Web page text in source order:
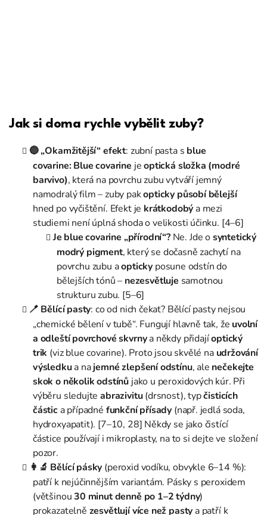
Jak si doma rychle vybělit zuby?
🔵 „Okamžitější“ efekt: zubní pasta s blue
covarine:Blue covarine jeoptická složka (modré
barvivo), která na povrchu zubu vytváří jemný
namodralý film – zuby pakopticky působí bělejší
hned po vyčištění. Efekt je krátkodobý a mezi
studiemi není úplná shoda o velikosti účinku. [4–6]
Je blue covarine „přírodní“?Ne. Jde osyntetický
modrý pigment, který se dočasně zachytí na
povrchu zubu aopticky posune odstín do
bělejších tónů – nezesvětluje samotnou
strukturu zubu. [5–6]
🪥 Bělící pasty: co od nich čekat? Bělící pasty nejsou
„chemické bělení v tubě“. Fungují hlavně tak, že uvolní
a odleští povrchové skvrnya někdy přidajíoptický
trik (viz blue covarine). Proto jsou skvělé na udržování
výsledkua najemné zlepšení odstínu, ale nečekejte
skok o několik odstínů jako u peroxidových kúr. Při
výběru sledujteabrazivitu(drsnost), typčisticích
částica případné funkční přísady (např. jedlá soda,
hydroxyapatit). [7–10, 28] Někdy se jako čistící
částice používají i mikroplasty, na to si dejte ve složení
pozor.
👩‍🔬 Bělící pásky (peroxid vodíku, obvykle 6–14 %):
patří k nejúčinnějším variantám. Pásky s peroxidem
(většinou30 minut denně po 1–2 týdny)
prokazatelně zesvětlují více než pasty a patří k